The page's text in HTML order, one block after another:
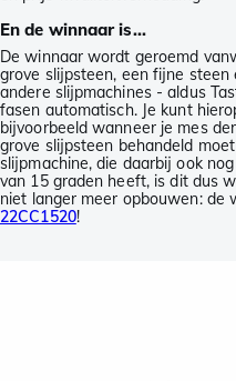
En de winnaar is...
De winnaar wordt geroemd
grove slijpsteen, een fijne
andere slijpmachines - aldus
fasen automatisch. Je kunt
bijvoorbeeld wanneer je mes
grove slijpsteen behandeld
slijpmachine, die daarbij ook
van 15 graden heeft, is dit dus
niet langer meer opbouwen: de
22CC1520!